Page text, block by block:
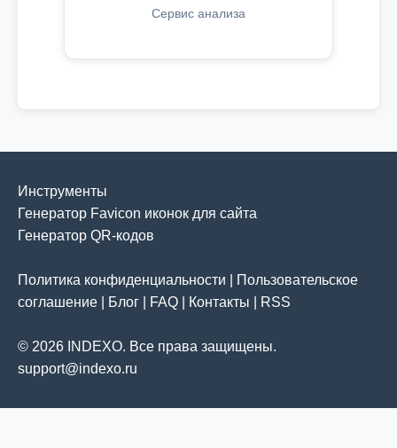
Сервис анализа
Инструменты
Генератор Favicon иконок для сайта
Генератор QR-кодов
Политика конфиденциальности
Пользовательское
соглашение
Блог FAQ Контакты RSS
© 2026 INDEXO. Все права защищены.
support@indexo.ru